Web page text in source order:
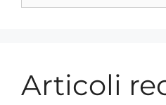
Articoli